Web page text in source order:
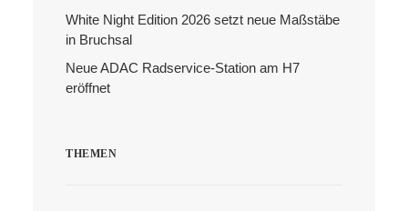
Search
White Night Edition 2026 setzt neue Maßstäbe
in Bruchsal
Neue ADAC Radservice-Station am H7
eröffnet
THEMEN